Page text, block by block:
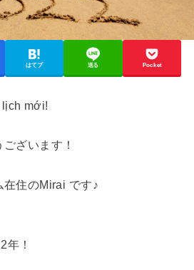
はてブ 送る Pocket
mới!
ざいます！
在住のMirai です♪
年！